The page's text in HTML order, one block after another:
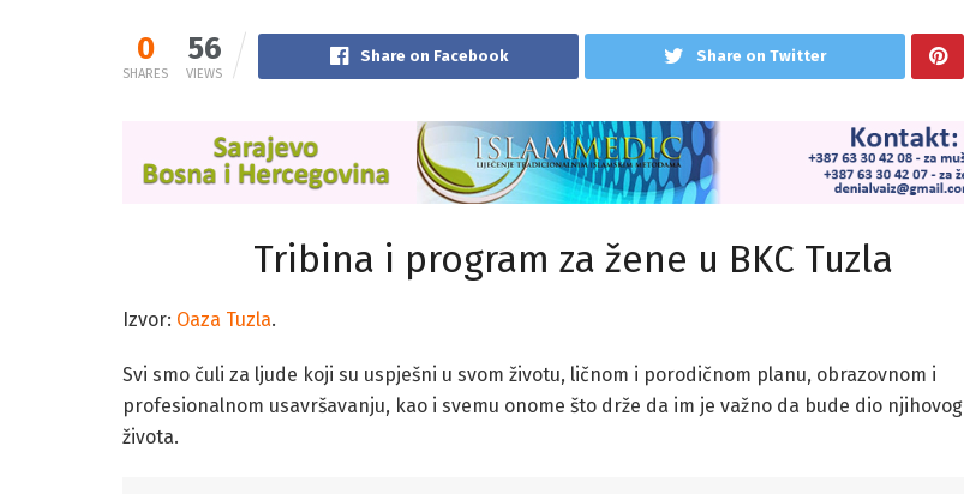
0
SHARES
56
VIEWS
Share on Facebook Share on Twitter
Tribina i program za žene u BKC Tuzla
Izvor: Oaza Tuzla.
Svi smo čuli za ljude koji su uspješni u svom životu, ličnom i porodičnom planu, obrazovnom i
profesionalnom usavršavanju, kao i svemu onome što drže da im je važno da bude dio njihovog
života.